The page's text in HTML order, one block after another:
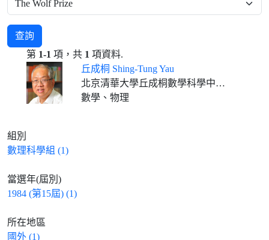
查詢
第 1-1 項，共 1 項資料.
丘成桐 Shing-Tung Yau
北京清華大學丘成桐數學科學中心主任、求真書院院長 美國哈佛大學數學系名譽教授 香港中文大學數學科學研究所所長
數學、物理
組別
數理科學組 (1)
當選年(屆別)
1984 (第15屆) (1)
所在地區
國外 (1)